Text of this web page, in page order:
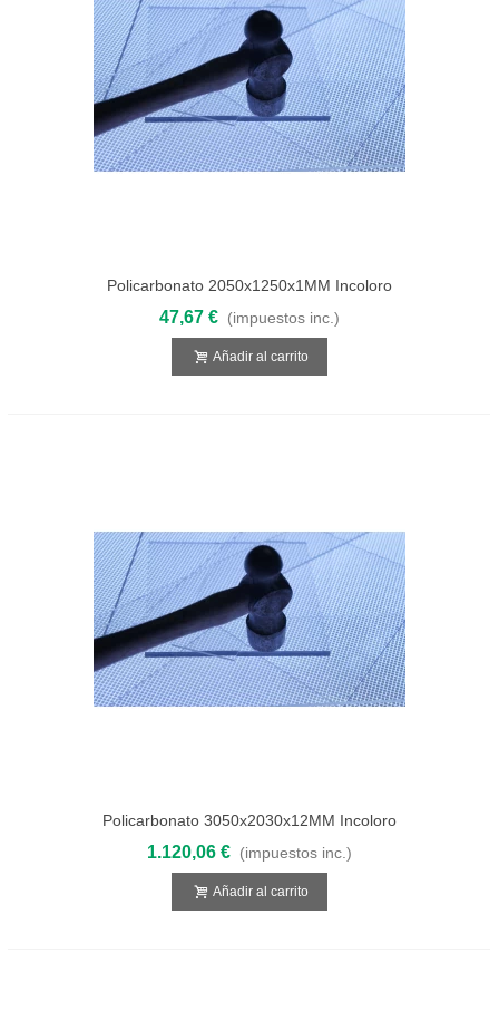
Policarbonato 2050x1250x1MM Incoloro
Compacto
47,67 € (impuestos inc.)
Añadir al carrito
Policarbonato 3050x2030x12MM Incoloro
Compacto
1.120,06 € (impuestos inc.)
Añadir al carrito